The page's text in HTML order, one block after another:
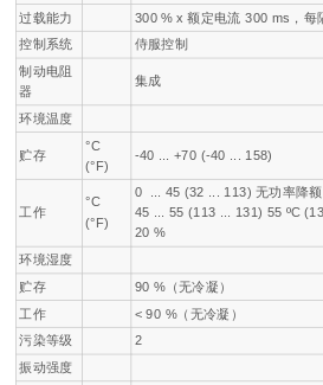
过载能力
300 % x 额定电流 300 ms，每
控制系统
侍服控制
制动电阻
器
集成
环境温度
贮存
°C
(°F)
-40 ... +70 (-40 ... 158)
工作
°C
(°F)
0 ... 45 (32 ... 113) 无功率降额
45 ... 55 (113 ... 131) 55 ºC
20 %
环境湿度
贮存
90 %（无冷凝）
工作
< 90 %（无冷凝）
污染等级
2
振动强度